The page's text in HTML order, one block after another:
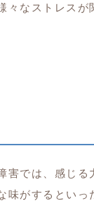
なストレス
では、感じ
がするといっ